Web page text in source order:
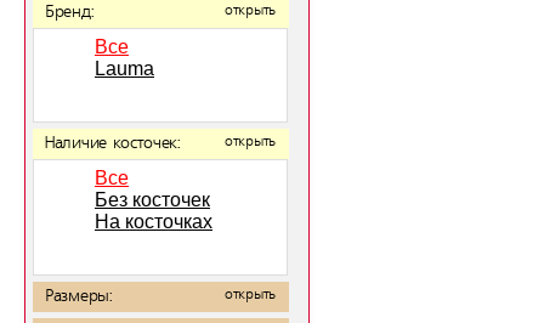
Бренд: открыть
Все
Lauma
Наличие косточек: открыть
Все
Без косточек
На косточках
Размеры: открыть